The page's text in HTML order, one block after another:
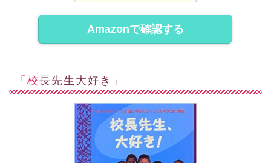
Amazonで確認する
「校長先生大好き」